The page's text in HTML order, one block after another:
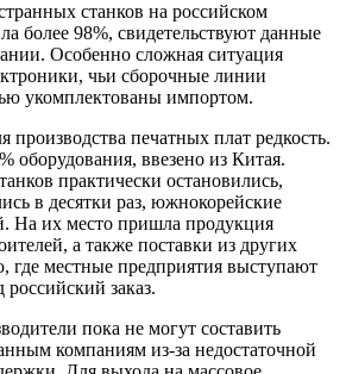
станков на российском
более 98%, свидетельствуют данные
Особенно сложная ситуация
чьи сборочные линии
укомплектованы импортом.
производства печатных плат редкость.
оборудования, ввезено из Китая.
практически остановились,
в десятки раз, южнокорейские
На их место пришла продукция
а также поставки из других
где местные предприятия выступают
заказ.
пока не могут составить
компаниям из-за недостаточной